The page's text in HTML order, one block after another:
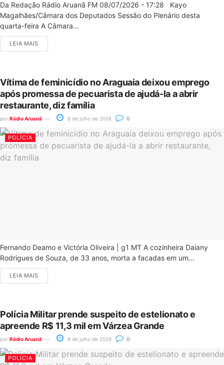
Da Redação Rádio Aruanã FM 08/07/2026 - 17:28 Kayo
Magalhães/Câmara dos Deputados Sessão do Plenário desta
quarta-feira A Câmara...
LEIA MAIS
Vítima de feminicídio no Araguaia deixou emprego
após promessa de pecuarista de ajudá-la a abrir
restaurante, diz família
por Rádio Aruanã 8 de julho de 2026 0
POLÍCIA
Fernando Deamo e Victória Oliveira | g1 MT A cozinheira Daiany
Rodrigues de Souza, de 33 anos, morta a facadas em um...
LEIA MAIS
Polícia Militar prende suspeito de estelionato e
apreende R$ 11,3 mil em Várzea Grande
por Rádio Aruanã 8 de julho de 2026 0
POLÍCIA